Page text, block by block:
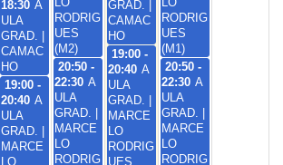
19:00 -
20:40 A
ULA
GRAD. |
MARCE
LO
RODRIG
UES
(M1)
20:50 -
22:30 A
ULA
GRAD. |
MARCE
LO
RODRIG
20:50 -
22:30 A
ULA
GRAD. |
MARCE
LO
RODRIG
RODRIG
UES
(M2)
19:00 -
20:40 A
ULA
GRAD. |
MARCE
LO
RODRIG
UES
18:30 A
ULA
GRAD. |
CAMAC
HO
GRAD. |
CAMAC
HO